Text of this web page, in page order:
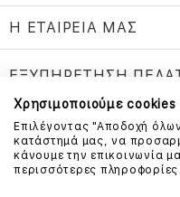
Η ΕΤΑΙΡΕΙΑ ΜΑΣ
ΕΞΥΠΗΡΕΤΗΣΗ
Χρησιμοποιούμε cookies
Επιλέγοντας "Αποδοχή
κατάστημά μας, να
κάνουμε την επικοινωνία
περισσότερες πληροφορίες